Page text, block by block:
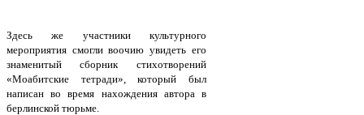
Здесь же участники культурного
мероприятия смогли воочию увидеть его
знаменитый сборник стихотворений
«Моабитские тетради», который был
написан во время нахождения автора в
берлинской тюрьме.